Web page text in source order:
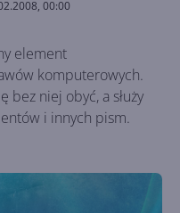
00:00
element
komputerowych.
bez niej obyć, a służy
i innych pism.